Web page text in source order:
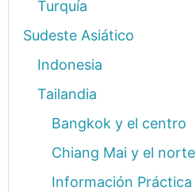
Turquía
Sudeste Asiático
Indonesia
Tailandia
Bangkok y el centro
Chiang Mai y el norte
Información Práctica